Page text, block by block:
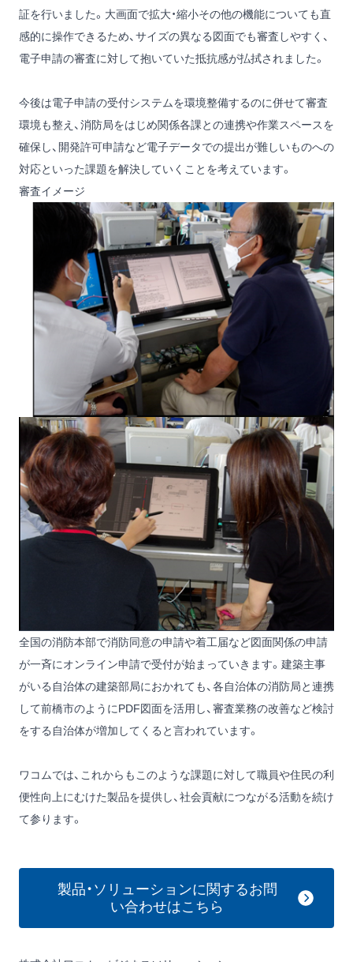
証を行いました。大画面で拡大・縮小その他の機能についても直
感的に操作できるため、サイズの異なる図面でも審査しやすく、
電子申請の審査に対して抱いていた抵抗感が払拭されました。
今後は電子申請の受付システムを環境整備するのに併せて審査
環境も整え、消防局をはじめ関係各課との連携や作業スペースを
確保し、開発許可申請など電子データでの提出が難しいものへの
対応といった課題を解決していくことを考えています。
審査イメージ
全国の消防本部で消防同意の申請や着工届など図面関係の申請
が一斉にオンライン申請で受付が始まっていきます。建築主事
がいる自治体の建築部局におかれても、各自治体の消防局と連携
して前橋市のようにPDF図面を活用し、審査業務の改善など検討
をする自治体が増加してくると言われています。
ワコムでは、これからもこのような課題に対して職員や住民の利
便性向上にむけた製品を提供し、社会貢献につながる活動を続け
て参ります。
製品・ソリューションに関するお問
い合わせはこちら